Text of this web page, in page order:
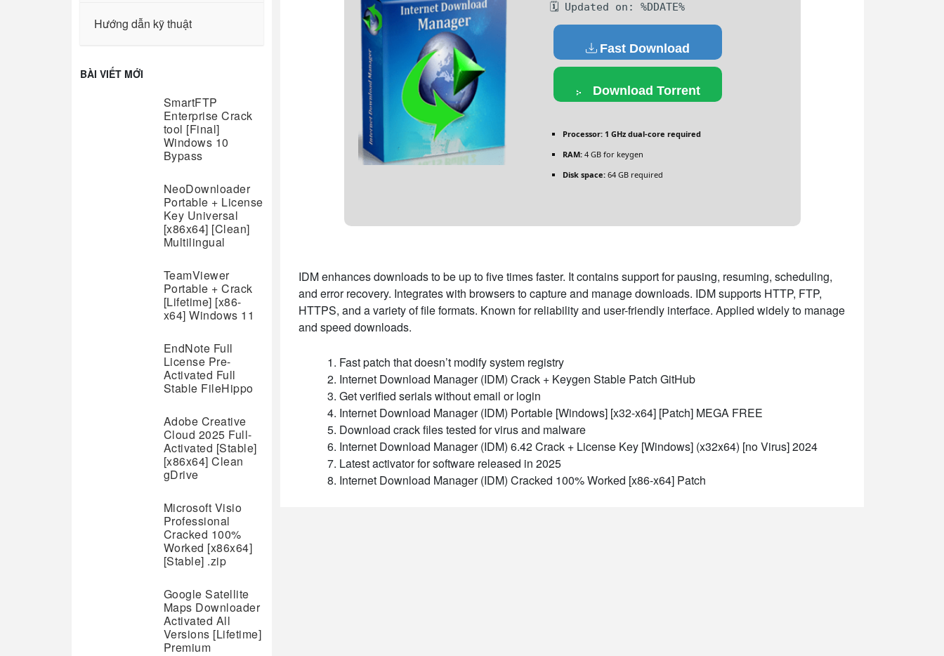
Hướng dẫn kỹ thuật
BÀI VIẾT MỚI
SmartFTP
Enterprise Crack
tool [Final]
Windows 10
Bypass
NeoDownloader
Portable + License
Key Universal
[x86x64] [Clean]
Multilingual
TeamViewer
Portable + Crack
[Lifetime] [x86-
x64] Windows 11
EndNote Full
License Pre-
Activated Full
Stable FileHippo
Adobe Creative
Cloud 2025 Full-
Activated [Stable]
[x86x64] Clean
gDrive
Microsoft Visio
Professional
Cracked 100%
Worked [x86x64]
[Stable] .zip
Google Satellite
Maps Downloader
Activated All
Versions [Lifetime]
Premium
🗓 Updated on: %DDATE%
Fast Download
Download Torrent
Processor:1 GHz dual-core required
RAM:4 GB for keygen
Disk space:64 GB required
IDM enhances downloads to be up to five times faster. It contains support for pausing, resuming, scheduling,
and error recovery. Integrates with browsers to capture and manage downloads. IDM supports HTTP, FTP,
HTTPS, and a variety of file formats. Known for reliability and user-friendly interface. Applied widely to manage
and speed downloads.
Fast patch that doesn’t modify system registry
Internet Download Manager (IDM) Crack + Keygen Stable Patch GitHub
Get verified serials without email or login
Internet Download Manager (IDM) Portable [Windows] [x32-x64] [Patch] MEGA FREE
Download crack files tested for virus and malware
Internet Download Manager (IDM) 6.42 Crack + License Key [Windows] (x32x64) [no Virus] 2024
Latest activator for software released in 2025
Internet Download Manager (IDM) Cracked 100% Worked [x86-x64] Patch